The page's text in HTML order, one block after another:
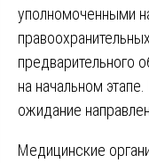
уполномоченными
предварительного
на начальном
ожидание
Медицинские